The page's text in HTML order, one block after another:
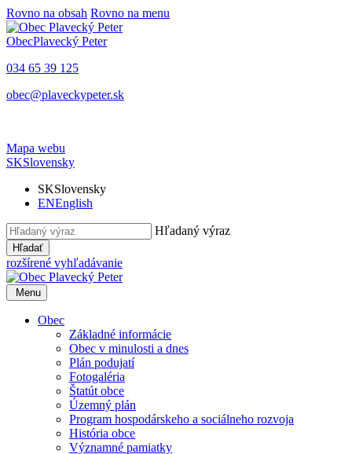
Rovno na obsah Rovno na menu
ObecPlavecký Peter
034 65 39 125
obec@plaveckypeter.sk
Mapa webu
SKSlovensky
SKSlovensky
ENEnglish
Hľadaný výraz
Hľadať
rozšírené vyhľadávanie
Menu
Obec
Základné informácie
Obec v minulosti a dnes
Plán podujatí
Fotogaléria
Štatút obce
Územný plán
Program hospodárskeho a sociálneho rozvoja
História obce
Významné pamiatky